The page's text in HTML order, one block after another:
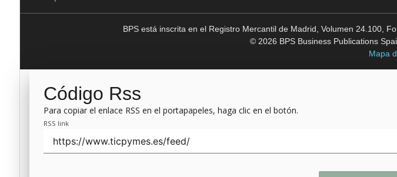
BPS está inscrita en el Registro Mercantil de Madrid, Volumen 24.100,
© 2026 BPS Business Publications
Mapa
Código Rss
Para copiar el enlace RSS en el portapapeles, haga clic en el botón.
RSS link